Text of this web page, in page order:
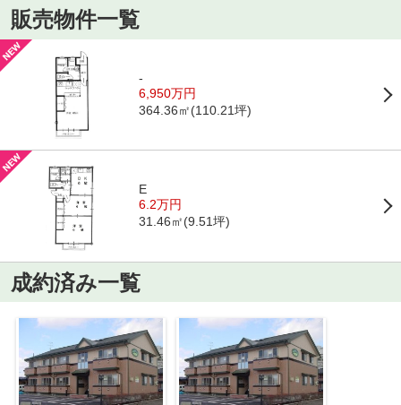
販売物件一覧
-
6,950万円
364.36㎡(110.21坪)
E
6.2万円
31.46㎡(9.51坪)
成約済み一覧